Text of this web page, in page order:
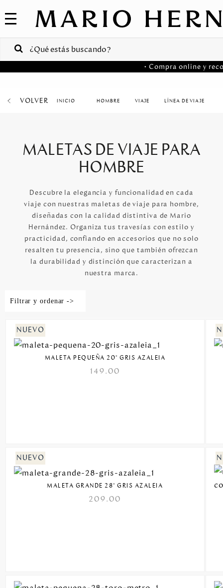
COLECCIONES
VENTAS
Costa
Venezuela
• Compra online y
VOLVER HOMBRE VIAJE LÍNEA DE VIAJE
MALETAS DE VIAJE PARA
HOMBRE
Descubre la elegancia y funcionalidad en cada
viaje con nuestras maletas de viaje para hombre,
diseñadas con la calidad distintiva de Mario
Hernández. Organiza tus travesías con estilo y
practicidad, confiando en accesorios que no solo
resalten tu presencia, sino que también ofrezcan
la durabilidad y distinción que caracterizan a
nuestra marca.
Filtrar y ordenar ->
MALETA PEQUEÑA 20" GRIS AZALEIA
149.00
MALETA GRANDE 28" GRIS AZALEIA
209.00